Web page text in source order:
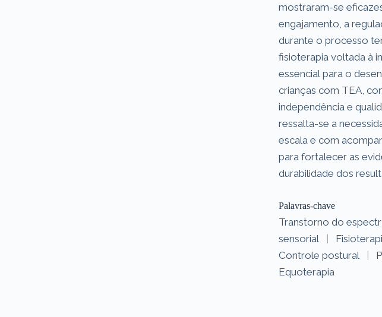
mostraram-se
engajamento, a
durante o processo
fisioterapia voltada à
essencial para o
crianças com TEA,
independência e
ressalta-se a
escala e com
para fortalecer as
durabilidade dos
Palavras-chave
Transtorno do
sensorial
|
Controle postural
|
Equoterapia